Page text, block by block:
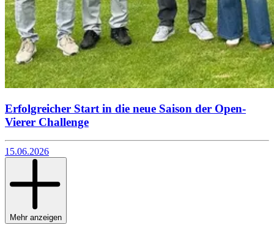
Erfolgreicher Start in die neue Saison der Open-
Vierer Challenge
15.06.2026
Mehr anzeigen